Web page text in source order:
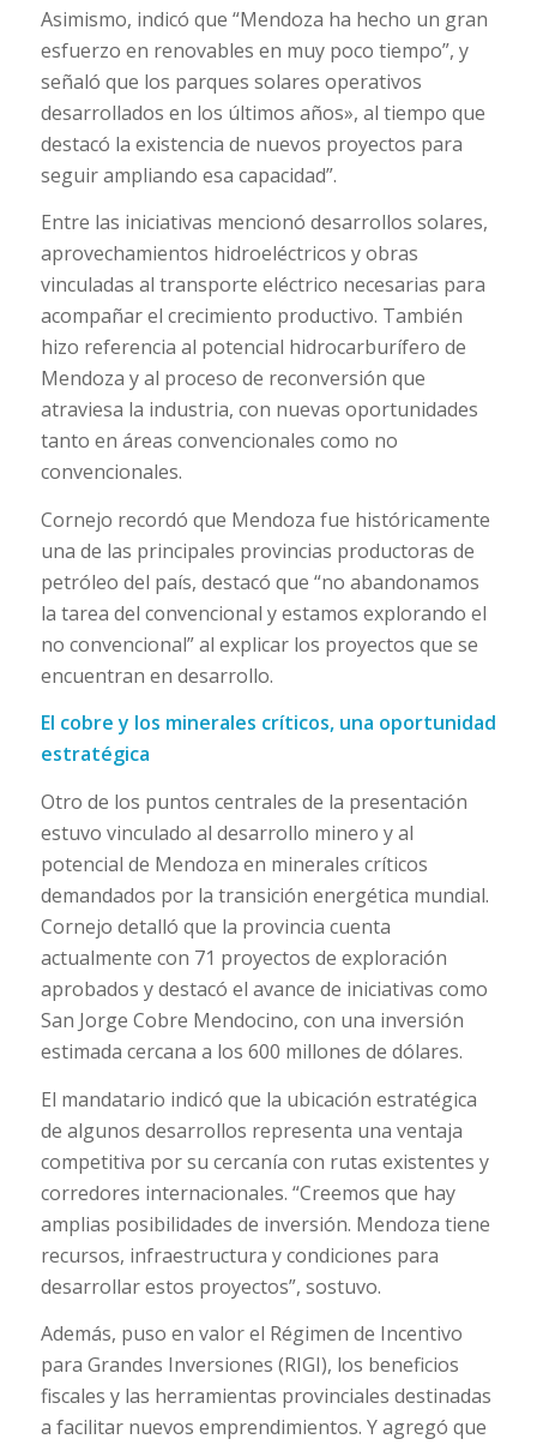
Asimismo, indicó que “Mendoza ha hecho un gran
esfuerzo en renovables en muy poco tiempo”, y
señaló que los parques solares operativos
desarrollados en los últimos años», al tiempo que
destacó la existencia de nuevos proyectos para
seguir ampliando esa capacidad”.
Entre las iniciativas mencionó desarrollos solares,
aprovechamientos hidroeléctricos y obras
vinculadas al transporte eléctrico necesarias para
acompañar el crecimiento productivo. También
hizo referencia al potencial hidrocarburífero de
Mendoza y al proceso de reconversión que
atraviesa la industria, con nuevas oportunidades
tanto en áreas convencionales como no
convencionales.
Cornejo recordó que Mendoza fue históricamente
una de las principales provincias productoras de
petróleo del país, destacó que “no abandonamos
la tarea del convencional y estamos explorando el
no convencional” al explicar los proyectos que se
encuentran en desarrollo.
El cobre y los minerales críticos, una oportunidad
estratégica
Otro de los puntos centrales de la presentación
estuvo vinculado al desarrollo minero y al
potencial de Mendoza en minerales críticos
demandados por la transición energética mundial.
Cornejo detalló que la provincia cuenta
actualmente con 71 proyectos de exploración
aprobados y destacó el avance de iniciativas como
San Jorge Cobre Mendocino, con una inversión
estimada cercana a los 600 millones de dólares.
El mandatario indicó que la ubicación estratégica
de algunos desarrollos representa una ventaja
competitiva por su cercanía con rutas existentes y
corredores internacionales. “Creemos que hay
amplias posibilidades de inversión. Mendoza tiene
recursos, infraestructura y condiciones para
desarrollar estos proyectos”, sostuvo.
Además, puso en valor el Régimen de Incentivo
para Grandes Inversiones (RIGI), los beneficios
fiscales y las herramientas provinciales destinadas
a facilitar nuevos emprendimientos. Y agregó que